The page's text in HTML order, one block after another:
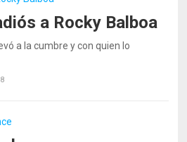
a Rocky Balboa
a la cumbre y con quien lo